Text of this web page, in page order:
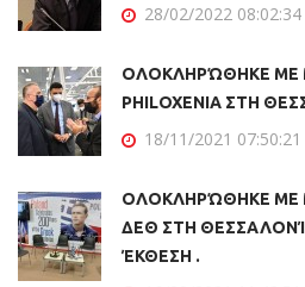
28/02/2022 08:02:34
ΟΛΟΚΛΗΡΏΘΗΚΕ ΜΕ
PHILOXENIA ΣΤΗ
18/11/2021 07:50:21
ΟΛΟΚΛΗΡΏΘΗΚΕ ΜΕ
ΔΕΘ ΣΤΗ
ΈΚΘΕΣΗ .